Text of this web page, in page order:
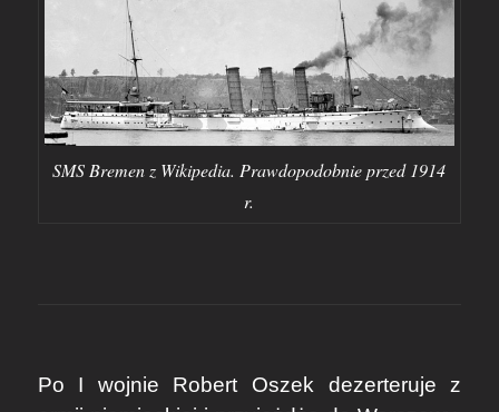
SMS Bremen z Wikipedia. Prawdopodobnie przed 1914
r.
Po I wojnie Robert Oszek dezerteruje z